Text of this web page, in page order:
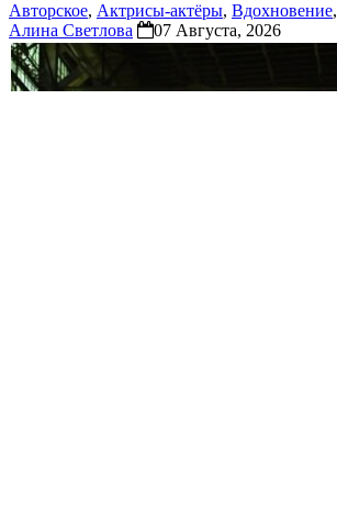
Авторское, Актрисы-актёры, Вдохновение,
Алина Светлова
07 Августа, 2026